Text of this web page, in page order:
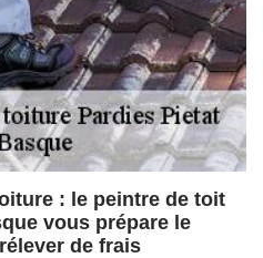
: le peintre de toit
vous prépare le
de frais